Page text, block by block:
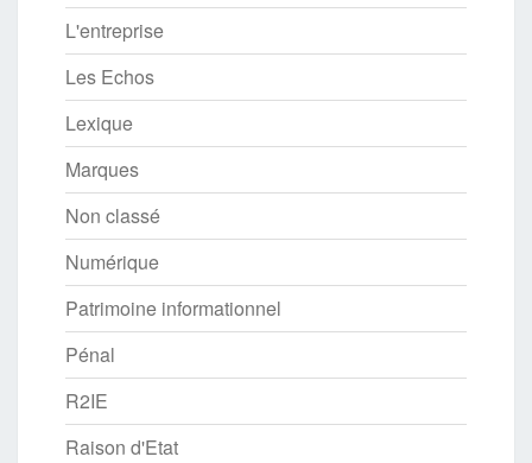
L'entreprise
Les Echos
Lexique
Marques
Non classé
Numérique
Patrimoine informationnel
Pénal
R2IE
Raison d'Etat